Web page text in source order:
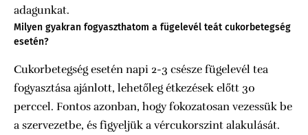
adagunkat.
Milyen gyakran fogyaszthatom a fügelevél teát cukorbetegség
esetén?
Cukorbetegség esetén napi 2-3 csésze fügelevél tea
fogyasztása ajánlott, lehetőleg étkezések előtt 30
perccel. Fontos azonban, hogy fokozatosan vezessük be
a szervezetbe, és figyeljük a vércukorszint alakulását.